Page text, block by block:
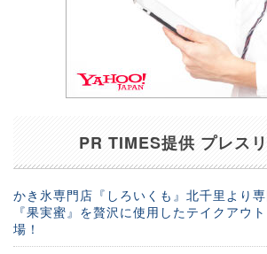
PR TIMES提供 プレス
かき氷専門店『しろいくも』北千里より
『果実蜜』を贅沢に使用したテイクアウ
場！